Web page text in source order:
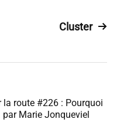
Cluster
la route #226 : Pourquoi
Marie Jonqueviel